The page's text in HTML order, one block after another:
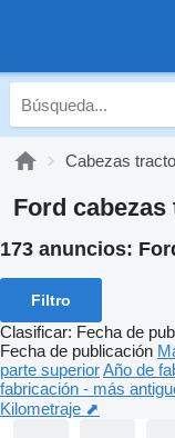
Cabezas
Ford
173 anuncios:
Filtro
Clasificar: Fecha de
Fecha de publicación
parte superiorAño de
fabricación - más
Kilometraje ⬈